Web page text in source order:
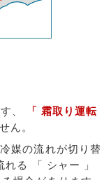
、
「 霜取り運転
ん。
媒の流れが切り替
る 「 シャー 」